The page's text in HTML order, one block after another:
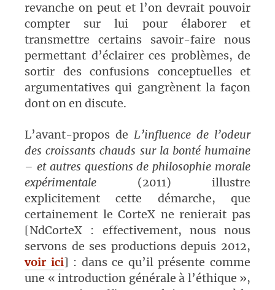
revanche on peut et l’on devrait pouvoir
compter sur lui pour élaborer et
transmettre certains savoir-faire nous
permettant d’éclairer ces problèmes, de
sortir des confusions conceptuelles et
argumentatives qui gangrènent la façon
dont on en discute.
L’avant-propos de L’influence de l’odeur
des croissants chauds sur la bonté humaine
– et autres questions de philosophie morale
expérimentale (2011) illustre
explicitement cette démarche, que
certainement le CorteX ne renierait pas
[NdCorteX : effectivement, nous nous
servons de ses productions depuis 2012,
voir ici] : dans ce qu’il présente comme
une « introduction générale à l’éthique »,